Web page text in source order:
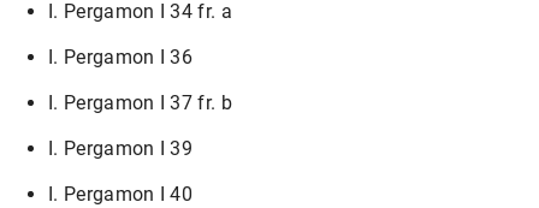
I. Pergamon I 34 fr. a
I. Pergamon I 36
I. Pergamon I 37 fr. b
I. Pergamon I 39
I. Pergamon I 40